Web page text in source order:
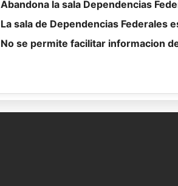
Abandona la sala Dependencias
La sala de Dependencias Federales
No se permite facilitar informacion